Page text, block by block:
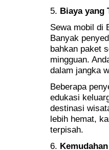
5. Biaya yang
Sewa mobil di
Banyak
bahkan paket
mingguan.
dalam jangka
Beberapa
edukasi
destinasi
lebih hemat,
terpisah.
6.